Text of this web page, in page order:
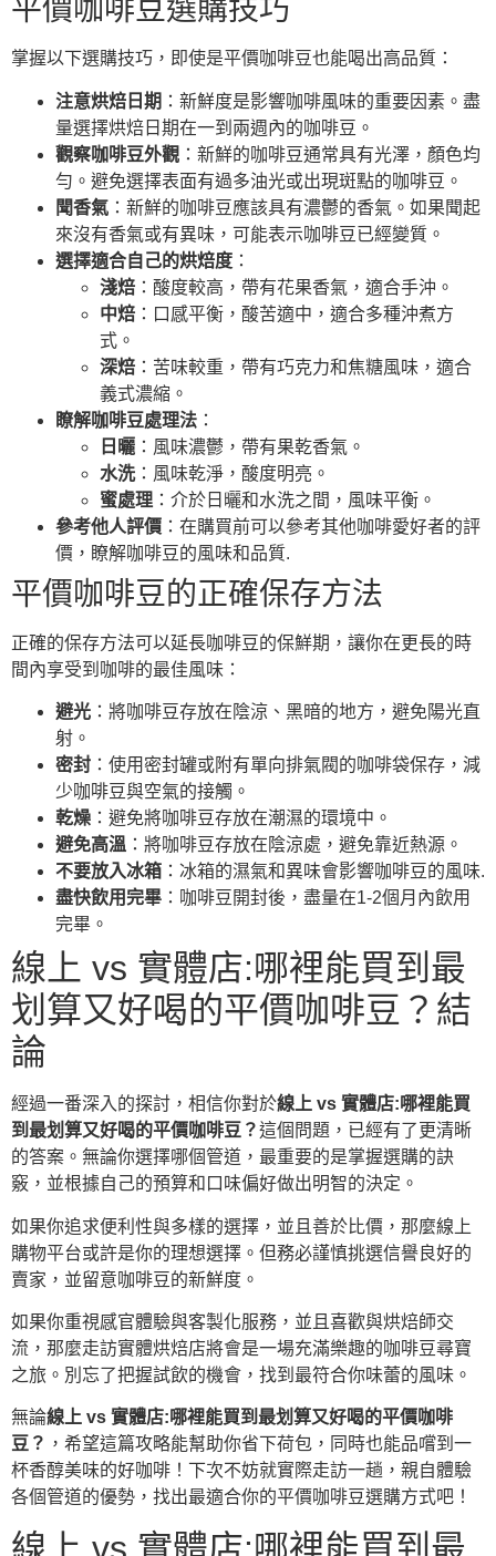
平價咖啡豆選購技巧
掌握以下選購技巧，即使是平價咖啡豆也能喝出高品質：
注意烘焙日期 ：新鮮度是影響咖啡風味的重要因素。盡
量選擇烘焙日期在一到兩週內的咖啡豆。
觀察咖啡豆外觀 ：新鮮的咖啡豆通常具有光澤，顏色均
勻。避免選擇表面有過多油光或出現斑點的咖啡豆。
聞香氣 ：新鮮的咖啡豆應該具有濃鬱的香氣。如果聞起
來沒有香氣或有異味，可能表示咖啡豆已經變質。
選擇適合自己的烘焙度 ：
淺焙 ：酸度較高，帶有花果香氣，適合手沖。
中焙 ：口感平衡，酸苦適中，適合多種沖煮方
式。
深焙 ：苦味較重，帶有巧克力和焦糖風味，適合
義式濃縮。
瞭解咖啡豆處理法 ：
日曬 ：風味濃鬱，帶有果乾香氣。
水洗：風味乾淨，酸度明亮。
蜜處理 ：介於日曬和水洗之間，風味平衡。
參考他人評價 ：在購買前可以參考其他咖啡愛好者的評
價，瞭解咖啡豆的風味和品質.
平價咖啡豆的正確保存方法
正確的保存方法可以延長咖啡豆的保鮮期，讓你在更長的時
間內享受到咖啡的最佳風味：
避光 ：將咖啡豆存放在陰涼、黑暗的地方，避免陽光直
射。
密封 ：使用密封罐或附有單向排氣閥的咖啡袋保存，減
少咖啡豆與空氣的接觸。
乾燥 ：避免將咖啡豆存放在潮濕的環境中。
避免高溫 ：將咖啡豆存放在陰涼處，避免靠近熱源。
不要放入冰箱 ：冰箱的濕氣和異味會影響咖啡豆的風味.
盡快飲用完畢 ：咖啡豆開封後，盡量在1-2個月內飲用
完畢。
線上 vs 實體店:哪裡能買到最
划算又好喝的平價咖啡豆？結
論
經過一番深入的探討，相信你對於線上 vs 實體店:哪裡能買
到最划算又好喝的平價咖啡豆？這個問題，已經有了更清晰
的答案。無論你選擇哪個管道，最重要的是掌握選購的訣
竅，並根據自己的預算和口味偏好做出明智的決定。
如果你追求便利性與多樣的選擇，並且善於比價，那麼線上
購物平台或許是你的理想選擇。但務必謹慎挑選信譽良好的
賣家，並留意咖啡豆的新鮮度。
如果你重視感官體驗與客製化服務，並且喜歡與烘焙師交
流，那麼走訪實體烘焙店將會是一場充滿樂趣的咖啡豆尋寶
之旅。別忘了把握試飲的機會，找到最符合你味蕾的風味。
無論線上 vs 實體店:哪裡能買到最划算又好喝的平價咖啡
豆？ ，希望這篇攻略能幫助你省下荷包，同時也能品嚐到一
杯香醇美味的好咖啡！下次不妨就實際走訪一趟，親自體驗
各個管道的優勢，找出最適合你的平價咖啡豆選購方式吧！
線上 vs 實體店:哪裡能買到最